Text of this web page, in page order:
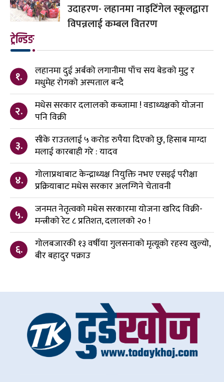
उदाहरण- लहानमा नाइटिंगेल स्कूलद्वारा
विपन्नलाई कम्बल वितरण
ट्रेन्डिङ
१.
लहानमा दुई अर्बको लगानीमा पाँच सय बेडको मुटु र
मधुमेह रोगको अस्पताल बन्दै
२.
मधेस सरकार दलालको कब्जामा ! वडाध्यक्षको योजना
पनि विक्री
३.
सीके राउतलाई ५ करोड रुपैया दिएको छु, हिसाब माग्दा
मलाई कारबाही गरे : यादव
४.
गोलाप्रथाबाट केन्द्राध्यक्ष नियुक्ति नभए एसइई परीक्षा
प्रक्रियाबाट मधेस सरकार अलग्गिने चेतावनी
५.
जनमत नेतृत्वको मधेस सरकारमा योजना खरिद विक्री-
मन्त्रीको रेट ८ प्रतिशत, दलालको २० !
६.
गोलबजारकी १३ वर्षीया गुलसनाको मृत्यूको रहस्य खुल्यो,
बीर बहादुर पक्राउ